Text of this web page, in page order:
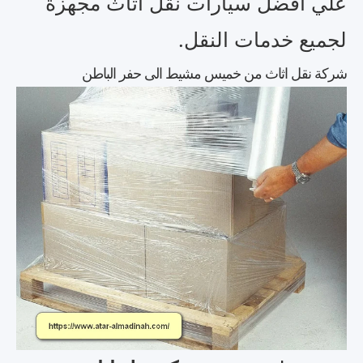
لجميع خدمات النقل.
شركة نقل اثاث من خميس مشيط الى حفر الباطن